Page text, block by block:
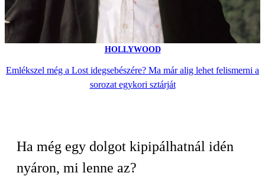
HOLLYWOOD
Emlékszel még a Lost idegsebészére? Ma már alig lehet felismerni a
sorozat egykori sztárját
Ha még egy dolgot kipipálhatnál idén
nyáron, mi lenne az?